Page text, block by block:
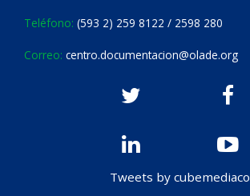
Teléfono: (593 2) 259 8122 / 2598 280
Correo: centro.documentacion@olade.org
Tweets by cubemediaco